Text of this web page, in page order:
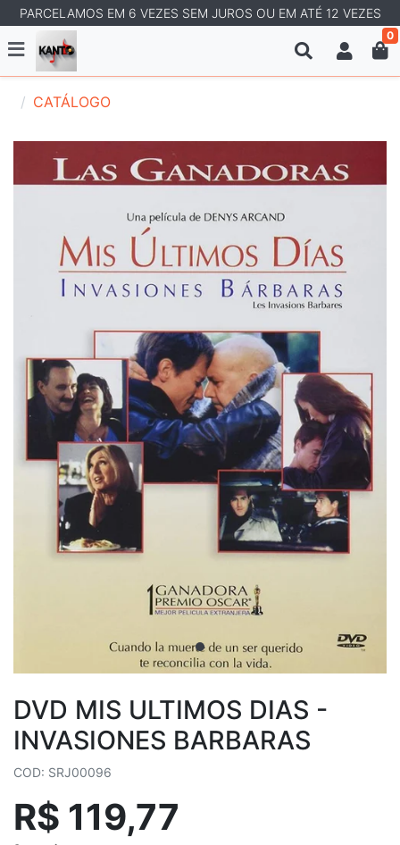
PARCELAMOS EM 6 VEZES SEM JUROS OU EM ATÉ 12 VEZES
0
CATÁLOGO
DVD MIS ULTIMOS DIAS -
INVASIONES BARBARAS
COD: SRJ00096
R$ 119,77